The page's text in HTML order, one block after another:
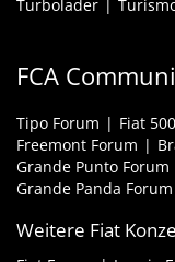
Turbolader
FCA
Tipo Forum Fiat
Freemont Forum
Grande Punto Forum
Grande Panda Forum
Weitere Fiat